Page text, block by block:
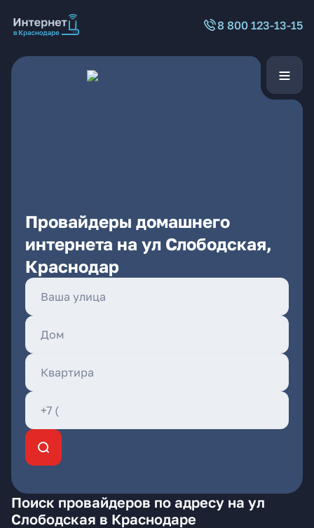
8 800 123-13-15
Провайдеры домашнего
интернета на ул Слободская,
Краснодар
Поиск провайдеров по адресу на ул
Слободская в Краснодаре